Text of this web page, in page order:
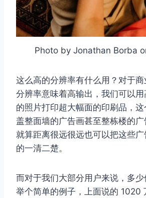
Photo by Jonathan Borba
这么高的分辨率有什么用？对于
分辨率意味着高输出，我们可以
的照片打印超大幅面的印刷品，
盖整面墙的广告画甚至整栋楼的
就算距离很远很远也可以把这些
的一清二楚。
而对于我们大部分用户来说，多少
举个简单的例子，上面说的 1020